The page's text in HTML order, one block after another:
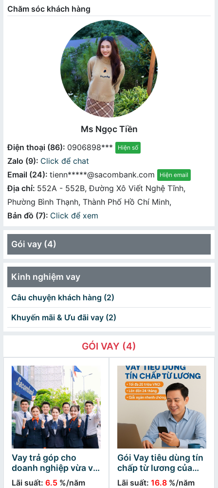
Chăm sóc khách hàng
Ms Ngọc Tiền
Điện thoại (86): 0906898*** Hiện số
Zalo (9): Click để chat
Email (24): tienn*****@sacombank.com Hiện email
Địa chỉ: 552A - 552B, Đường Xô Viết Nghệ Tĩnh,
Phường Bình Thạnh, Thành Phố Hồ Chí Minh,
Bản đồ (7): Click để xem
Gói vay (4)
Kinh nghiệm vay
Câu chuyện khách hàng (2)
Khuyến mãi & Ưu đãi vay (2)
GÓI VAY (4)
Vay trả góp cho
doanh nghiệp vừa và
nhỏ (SMEs)
Lãi suất: 6.5 %/năm
Gói Vay tiêu dùng tín
chấp từ lương của
Sacombank
Lãi suất: 16.8 %/năm